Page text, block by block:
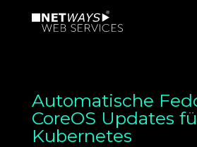
Automatische
CoreOS Updates
Kubernetes